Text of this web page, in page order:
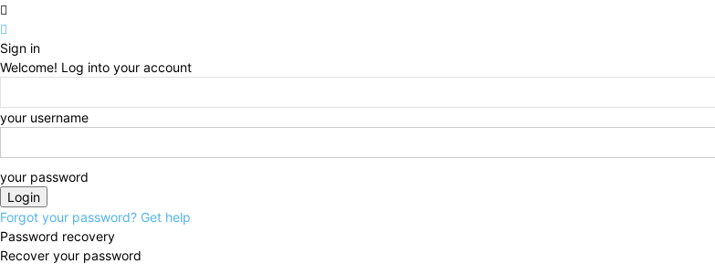
Sign in
Welcome! Log into your account
your username
your password
Forgot your password? Get help
Password recovery
Recover your password